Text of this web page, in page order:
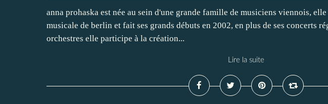
anna prohaska est née au sein d'une grande famille de musiciens viennois,
musicale de berlin et fait ses grands débuts en 2002, en plus de ses concerts
orchestres elle participe à la création...
Lire la suite